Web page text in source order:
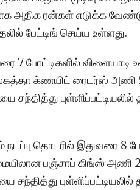
அதிக ரன்கள் எடுக்க
பேட்டிங் செய்ய உள்ளது.
7 போட்டிகளில்
க்ணயிட் ரைடர்ஸ் அணி 5
சந்தித்து
தொடரில் இதுவரை 8
பஞ்சாப் கிங்ஸ் அணி 2
சந்தித்து